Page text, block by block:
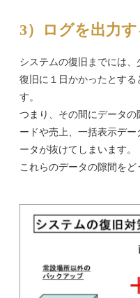
3）ログを出力す
システムの復旧までには、
復旧に１日かかったとする
す。
つまり、その間にデータ
ードや売上、一括表示デ
ータが抜けてしまいます。
これらのデータの隙間を